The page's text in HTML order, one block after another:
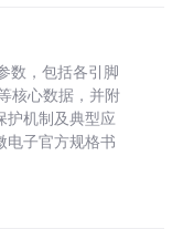
数，包括各引脚
核心数据，并附
护机制及典型应
电子官方规格书